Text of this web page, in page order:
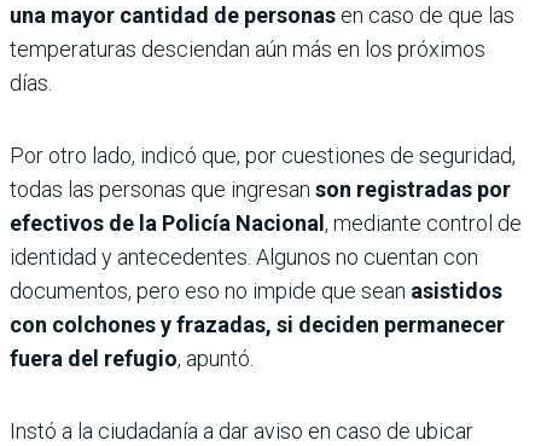
una mayor cantidad de personas en caso de que las
temperaturas desciendan aún más en los próximos
días.
Por otro lado, indicó que, por cuestiones de seguridad,
todas las personas que ingresan son registradas por
efectivos de la Policía Nacional , mediante control de
identidad y antecedentes. Algunos no cuentan con
documentos, pero eso no impide que sean asistidos
con colchones y frazadas, si deciden permanecer
fuera del refugio, apuntó.
Instó a la ciudadanía a dar aviso en caso de ubicar